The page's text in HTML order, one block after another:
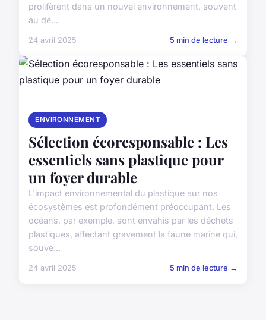
prolifèrent dans un nouvel environnement, souvent
au dé...
24 avril 2025 5 min de lecture →
ENVIRONNEMENT
Sélection écoresponsable : Les
essentiels sans plastique pour
un foyer durable
L'impact environnemental du plastique sur nos
écosystèmes est profondément préoccupant. Les
océans, par exemple, sont envahis par les déchets
plastiques, affectant gravement la faune marine qui,
souve...
24 avril 2025 5 min de lecture →